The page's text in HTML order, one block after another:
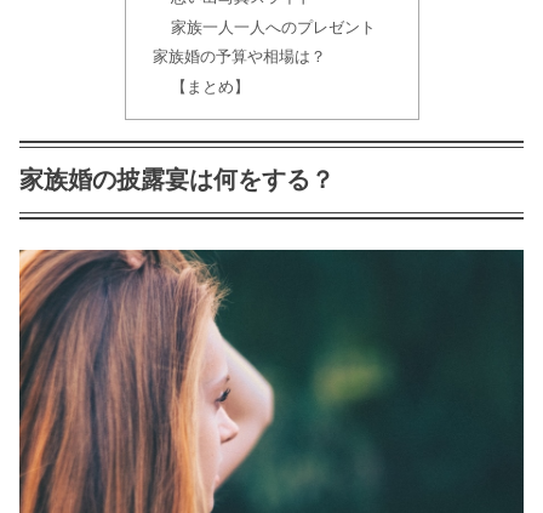
神前式の新郎の髪型はどうする?
神前式の衣装の費用はどれくらい？
結婚式をしない時の離婚率がハンパな
いｗ後悔しない為には？
結婚式しない場合ご祝儀のお返しは必
要？内祝いの品物と金額は？
家族一人一人へのプレゼント
家族婚の予算や相場は？
【まとめ】
家族婚の披露宴は何をする？